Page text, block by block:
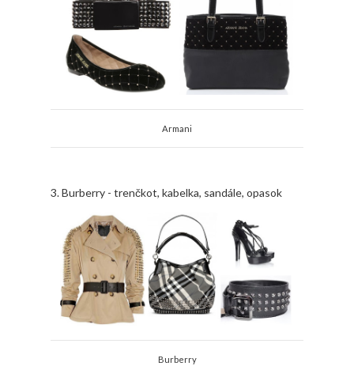
Armani
3. Burberry - trenčkot, kabelka, sandále, opasok
Burberry